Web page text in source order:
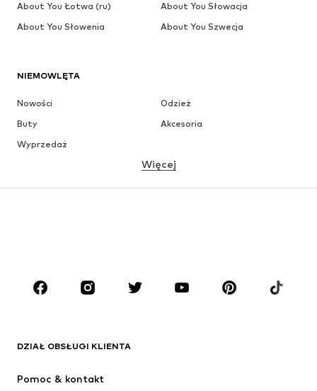
NIEMOWLĘTA
Nowości
Odzież
Buty
Akcesoria
Wyprzedaż
MARKI
Next
SUPERFIT
Więcej
DZIAŁ OBSŁUGI KLIENTA
Pomoc & kontakt
About You Łotwa (ru)
About You Słowacja
About You Słowenia
About You Szwecja